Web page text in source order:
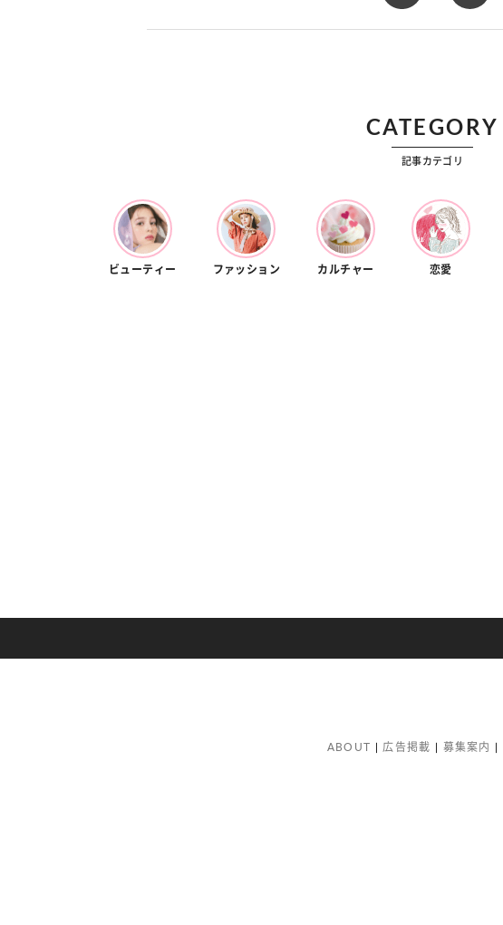
CATEGORY
記事カテゴリ
ビューティー ファッション カルチャー 恋愛
ABOUT 広告掲載 募集案内